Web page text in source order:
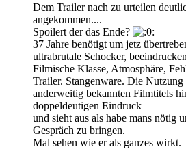
Dem Trailer nach zu urteilen
angekommen....
Spoilert der das Ende?
37 Jahre benötigt um jetz
ultrabrutale Schocker,
Filmische Klasse, Atmosphäre,
Trailer. Stangenware. Die Nutzung
anderweitig bekannten Filmtitels
doppeldeutigen Eindruck
und sieht aus als habe mans nötig
Gespräch zu bringen.
Mal sehen wie er als ganzes wirkt.